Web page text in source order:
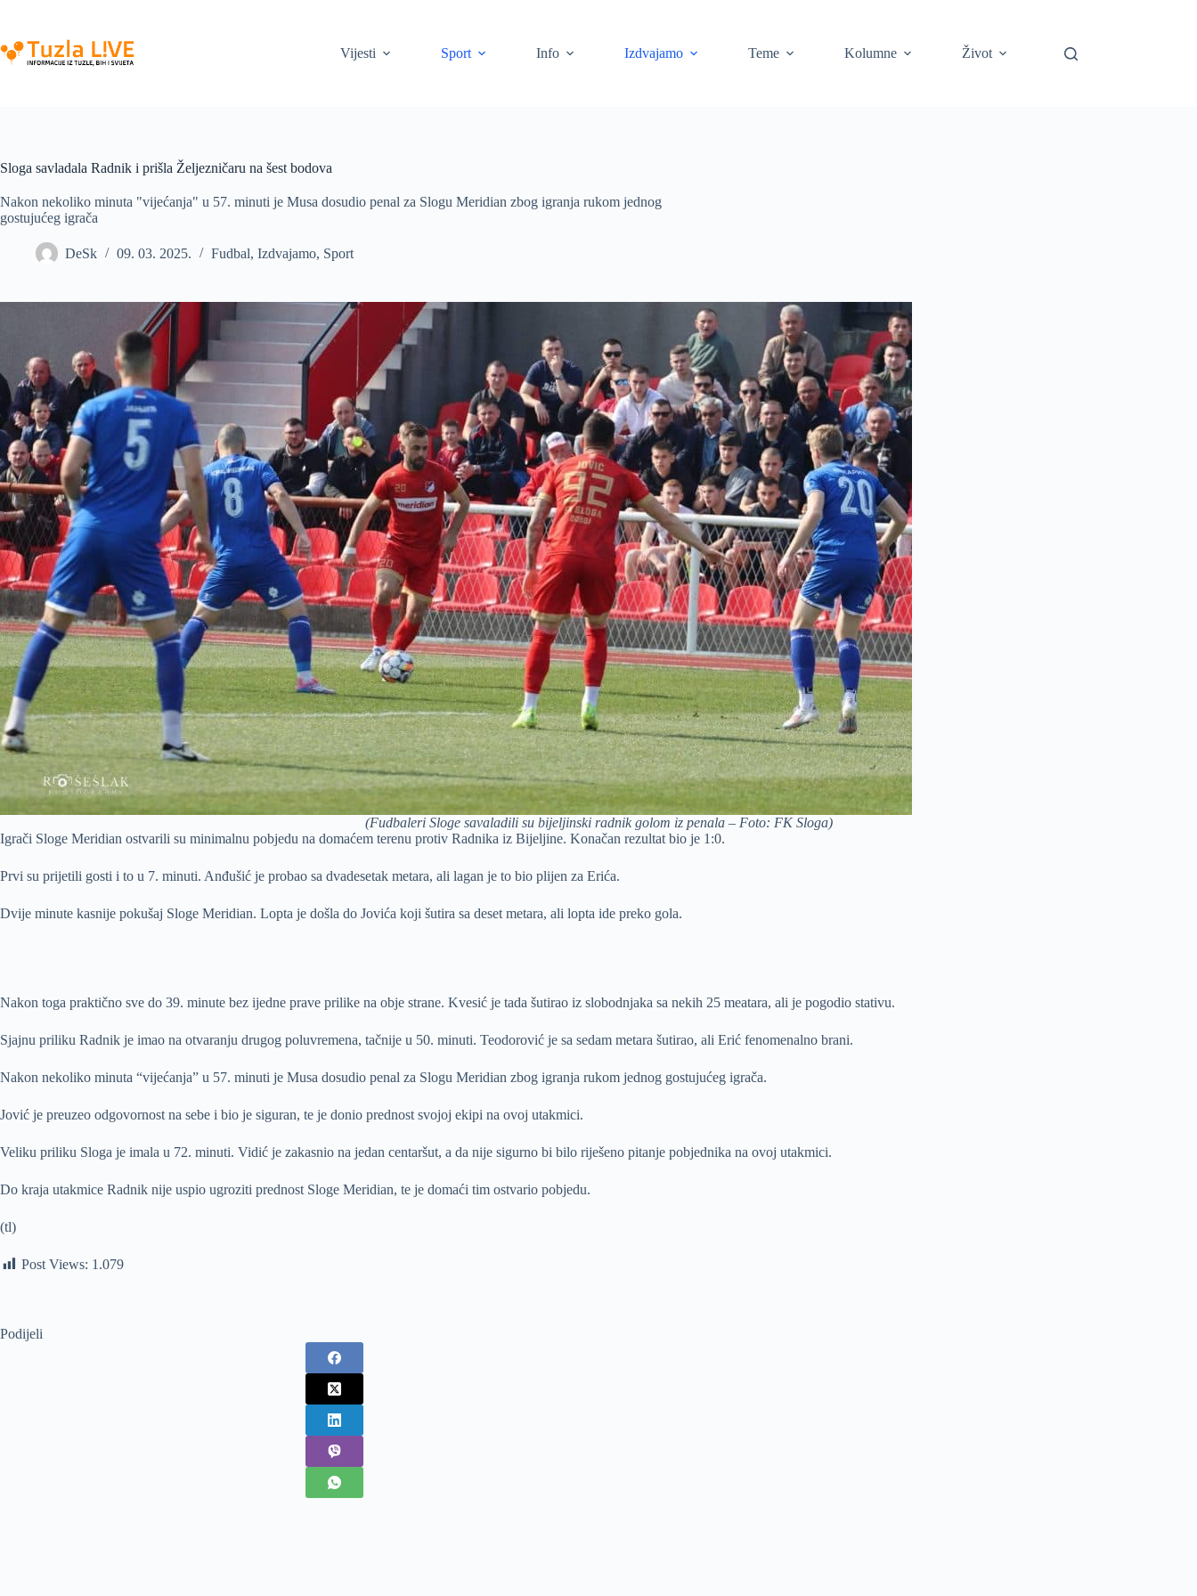
content
Vijesti
Sport Info Izdvajamo Teme Kolumne Život
Sloga savladala Radnik i prišla Željezničaru na šest bodova
Nakon nekoliko minuta "vijećanja" u 57. minuti je Musa dosudio penal za Slogu Meridian zbog igranja rukom jednog
gostujućeg igrača
DeSk 09. 03. 2025. Fudbal, Izdvajamo, Sport
(Fudbaleri Sloge savaladili su bijeljinski radnik golom iz penala – Foto: FK Sloga)
Igrači Sloge Meridian ostvarili su minimalnu pobjedu na domaćem terenu protiv Radnika iz Bijeljine. Konačan rezultat bio je 1:0.
Prvi su prijetili gosti i to u 7. minuti. Anđušić je probao sa dvadesetak metara, ali lagan je to bio plijen za Erića.
Dvije minute kasnije pokušaj Sloge Meridian. Lopta je došla do Jovića koji šutira sa deset metara, ali lopta ide preko gola.
Nakon toga praktično sve do 39. minute bez ijedne prave prilike na obje strane. Kvesić je tada šutirao iz slobodnjaka sa nekih 25 meatara, ali je pogodio stativu.
Sjajnu priliku Radnik je imao na otvaranju drugog poluvremena, tačnije u 50. minuti. Teodorović je sa sedam metara šutirao, ali Erić fenomenalno brani.
Nakon nekoliko minuta “vijećanja” u 57. minuti je Musa dosudio penal za Slogu Meridian zbog igranja rukom jednog gostujućeg igrača.
Jović je preuzeo odgovornost na sebe i bio je siguran, te je donio prednost svojoj ekipi na ovoj utakmici.
Veliku priliku Sloga je imala u 72. minuti. Vidić je zakasnio na jedan centaršut, a da nije sigurno bi bilo riješeno pitanje pobjednika na ovoj utakmici.
Do kraja utakmice Radnik nije uspio ugroziti prednost Sloge Meridian, te je domaći tim ostvario pobjedu.
(tl)
Post Views: 1.079
Podijeli